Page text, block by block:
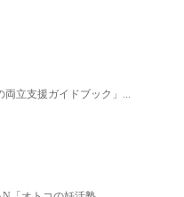
両立支援ガイドブック」...